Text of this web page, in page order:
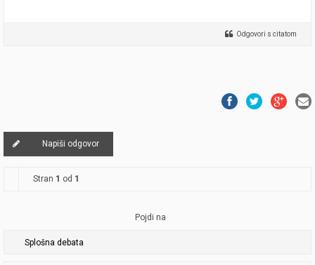
Odgovori s citatom
Napiši odgovor
Stran 1 od 1
Pojdi na